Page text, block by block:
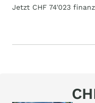
Jetzt CHF 74'023